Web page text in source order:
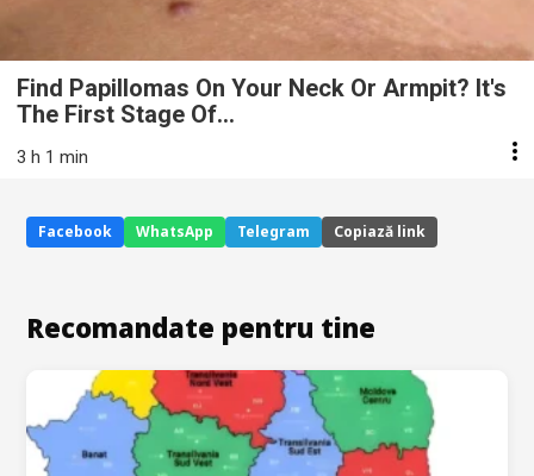
Find Papillomas On Your Neck Or Armpit? It's
The First Stage Of...
3 h 1 min
Facebook WhatsApp Telegram Copiază link
Recomandate pentru tine